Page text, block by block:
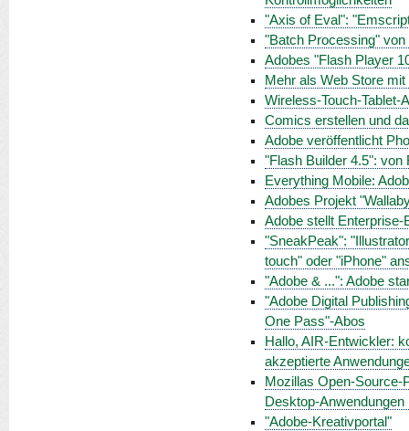
"Axis of Eval":
"Batch Processing"
Adobes "Flash Player
Mehr als Web Store
Wireless-Touch-Tablet-
Comics erstellen und
Adobe veröffentlicht
"Flash Builder 4.5": von
Everything Mobile:
Adobes Projekt
Adobe stellt Enterprise-
"SneakPeak":
touch" oder "iPhone"
"Adobe & ...": Adobe
"Adobe Digital
One Pass"-Abos
Hallo, AIR-Entwickler:
akzeptierte
Mozillas Open-
Desktop-
"Adobe-Kreativportal"